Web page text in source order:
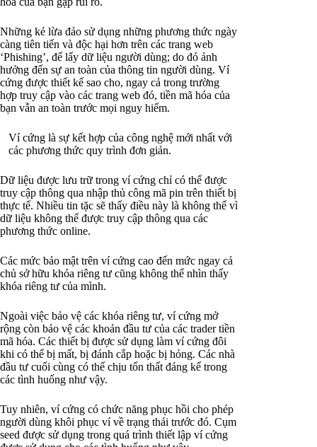
Những kẻ lừa đảo sử dụng những phương thức ngày
càng tiên tiến và độc hại hơn trên các trang web
‘Phishing’, để lấy dữ liệu người dùng; do đó ảnh
hưởng đến sự an toàn của thông tin người dùng. Ví
cứng được thiết kế sao cho, ngay cả trong trường
hợp truy cập vào các trang web đó, tiền mã hóa của
bạn vẫn an toàn trước mọi nguy hiểm.
Ví cứng là sự kết hợp của công nghệ mới nhất với
các phương thức quy trình đơn giản.
Dữ liệu được lưu trữ trong ví cứng chỉ có thể được
truy cập thông qua nhập thủ công mã pin trên thiết bị
thực tế. Nhiều tin tặc sẽ thấy điều này là không thể vì
dữ liệu không thể được truy cập thông qua các
phương thức online.
Các mức bảo mật trên ví cứng cao đến mức ngay cả
chủ sở hữu khóa riêng tư cũng không thể nhìn thấy
khóa riêng tư của mình.
Ngoài việc bảo vệ các khóa riêng tư, ví cứng mở
rộng còn bảo vệ các khoản đầu tư của các trader tiền
mã hóa. Các thiết bị được sử dụng làm ví cứng đôi
khi có thể bị mất, bị đánh cắp hoặc bị hỏng. Các nhà
đầu tư cuối cùng có thể chịu tổn thất đáng kể trong
các tình huống như vậy.
Tuy nhiên, ví cứng có chức năng phục hồi cho phép
người dùng khôi phục ví về trạng thái trước đó. Cụm
seed được sử dụng trong quá trình thiết lập ví cứng